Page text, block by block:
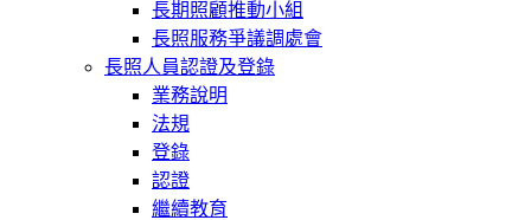
長期照顧推動小組
長照服務爭議調處會
長照人員認證及登錄
業務說明
法規
登錄
認證
繼續教育